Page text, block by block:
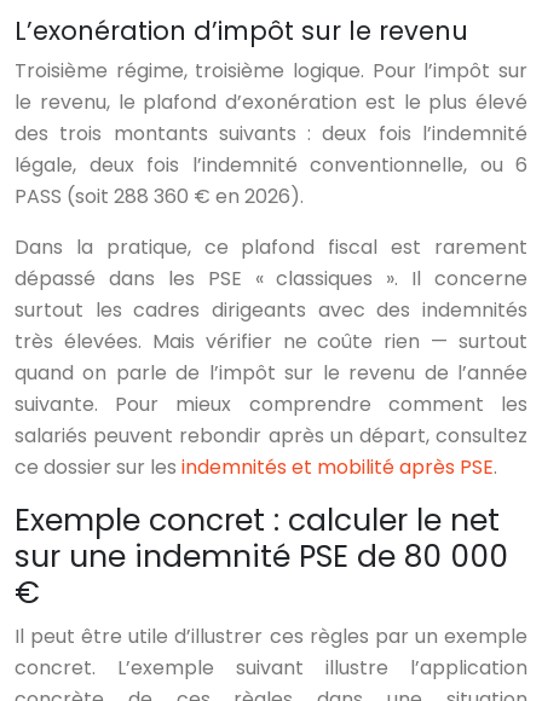
L’exonération d’impôt sur le revenu
Troisième régime, troisième logique. Pour l’impôt sur
le revenu, le plafond d’exonération est le plus élevé
des trois montants suivants : deux fois l’indemnité
légale, deux fois l’indemnité conventionnelle, ou 6
PASS (soit 288 360 € en 2026).
Dans la pratique, ce plafond fiscal est rarement
dépassé dans les PSE « classiques ». Il concerne
surtout les cadres dirigeants avec des indemnités
très élevées. Mais vérifier ne coûte rien — surtout
quand on parle de l’impôt sur le revenu de l’année
suivante. Pour mieux comprendre comment les
salariés peuvent rebondir après un départ, consultez
ce dossier sur les indemnités et mobilité après PSE.
Exemple concret : calculer le net
sur une indemnité PSE de 80 000
€
Il peut être utile d’illustrer ces règles par un exemple
concret. L’exemple suivant illustre l’application